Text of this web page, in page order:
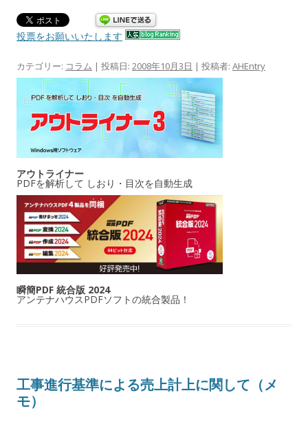
投票をお願いいたします
カテゴリー: コラム | 投稿日: 2008年10月3日 | 投稿者: AHEntry
アウトライナー
PDFを解析して しおり・目次を自動生成
瞬簡PDF 統合版 2024
アンテナハウスPDFソフトの統合製品！
工事進行基準による売上計上に関して（メ
モ）